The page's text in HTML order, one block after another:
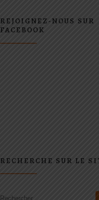
REJOIGNEZ-NOUS SUR
FACEBOOK
RECHERCHE SUR LE
RECHERCHER